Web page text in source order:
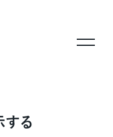
する